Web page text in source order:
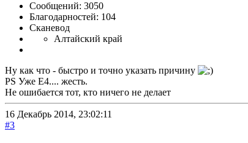
Сообщений: 3050
Благодарностей: 104
Сканевод
Алтайский край
Ну как что - быстро и точно указать причину
PS Уже Е4.... жесть.
Не ошибается тот, кто ничего не делает
16 Декабрь 2014, 23:02:11
#3